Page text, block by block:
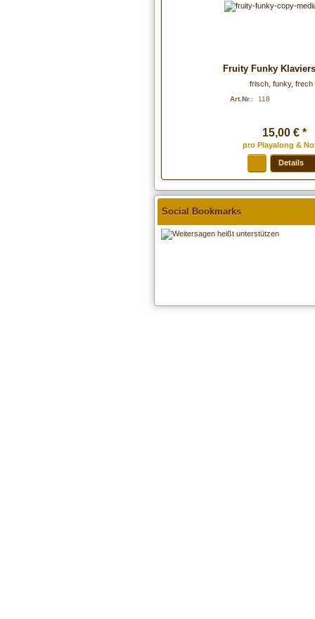
Fruity Funky
frisch, funky, frech
Art.Nr.: 118
15,00 € *
pro Playalong &
Details
Social Bookmarks